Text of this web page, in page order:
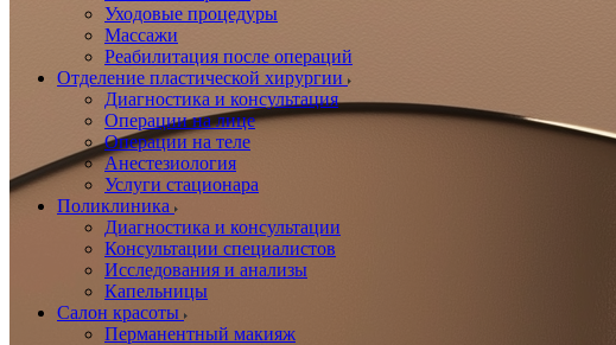
Уходовые процедуры
Массажи
Реабилитация после операций
Отделение пластической хирургии
Диагностика и консультация
Операции на лице
Операции на теле
Анестезиология
Услуги стационара
Поликлиника
Диагностика и консультации
Консультации специалистов
Исследования и анализы
Капельницы
Салон красоты
Перманентный макияж